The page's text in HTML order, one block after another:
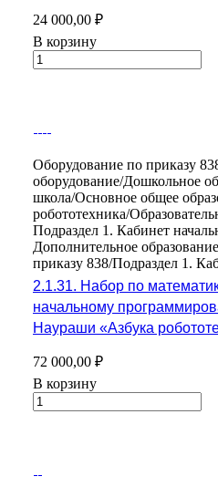
24 000,00 ₽
В корзину
Оборудование по приказу
оборудование/Дошкольное
школа/Основное общее
робототехника/
Подраздел 1. Кабинет
Дополнительное
приказу 838/Подраздел 1.
2.1.31. Набор по
начальному
Наураши «Азбука
72 000,00 ₽
В корзину